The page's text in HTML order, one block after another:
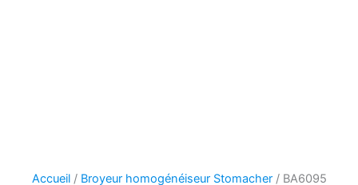
Accueil/ Broyeur homogénéiseur Stomacher/ BA6095